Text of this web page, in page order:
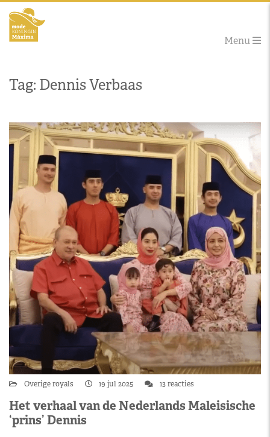
Menu
Tag: Dennis Verbaas
Overige royals 19 jul 2025 13 reacties
Het verhaal van de Nederlands Maleisische
‘prins’ Dennis